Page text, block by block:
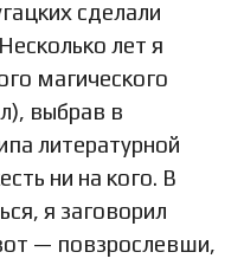
сделали
лет я
магического
выбрав в
литературной
ни на кого. В
я заговорил
— повзрослевши,